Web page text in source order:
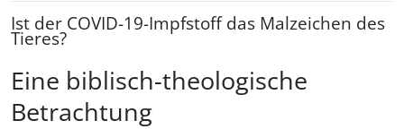
Ist der COVID-19-Impfstoff das Malzeichen des
Tieres?
Eine biblisch-theologische
Betrachtung